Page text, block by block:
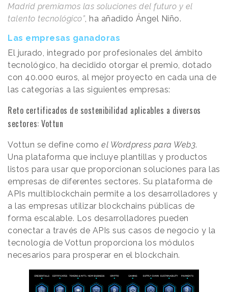
Madrid premiamos las soluciones del futuro y el
talento tecnológico”, ha añadido Ángel Niño.
Las empresas ganadoras
El jurado, integrado por profesionales del ámbito
tecnológico, ha decidido otorgar el premio, dotado
con 40.000 euros, al mejor proyecto en cada una de
las categorías a las siguientes empresas:
Reto certificados de sostenibilidad aplicables a diversos
sectores: Vottun
Vottun se define como el Wordpress para Web3.
Una plataforma que incluye plantillas y productos
listos para usar que proporcionan soluciones para las
empresas de diferentes sectores. Su plataforma de
APIs multiblockchain permite a los desarrolladores y
a las empresas utilizar blockchains públicas de
forma escalable. Los desarrolladores pueden
conectar a través de APIs sus casos de negocio y la
tecnología de Vottun proporciona los módulos
necesarios para prosperar en el blockchain.